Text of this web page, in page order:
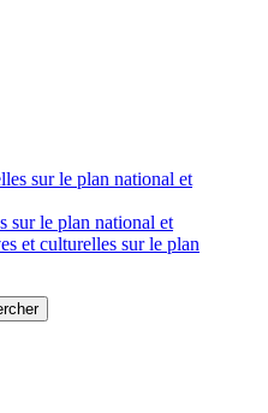
sur le plan national et
et culturelles sur le plan
DE LA HAAC N°0134/